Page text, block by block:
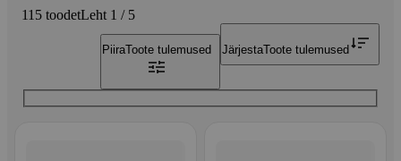
115 toodetLeht 1 / 5
PiiraToote tulemused JärjestaToote tulemused